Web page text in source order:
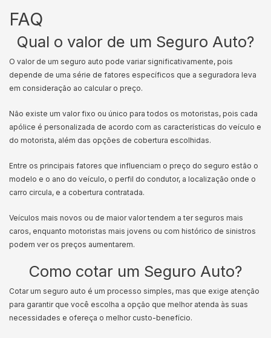
FAQ
Qual o valor de um Seguro Auto?
O valor de um seguro auto pode variar significativamente, pois
depende de uma série de fatores específicos que a seguradora leva
em consideração ao calcular o preço.
Não existe um valor fixo ou único para todos os motoristas, pois cada
apólice é personalizada de acordo com as características do veículo e
do motorista, além das opções de cobertura escolhidas.
Entre os principais fatores que influenciam o preço do seguro estão o
modelo e o ano do veículo, o perfil do condutor, a localização onde o
carro circula, e a cobertura contratada.
Veículos mais novos ou de maior valor tendem a ter seguros mais
caros, enquanto motoristas mais jovens ou com histórico de sinistros
podem ver os preços aumentarem.
Como cotar um Seguro Auto?
Cotar um seguro auto é um processo simples, mas que exige atenção
para garantir que você escolha a opção que melhor atenda às suas
necessidades e ofereça o melhor custo-benefício.